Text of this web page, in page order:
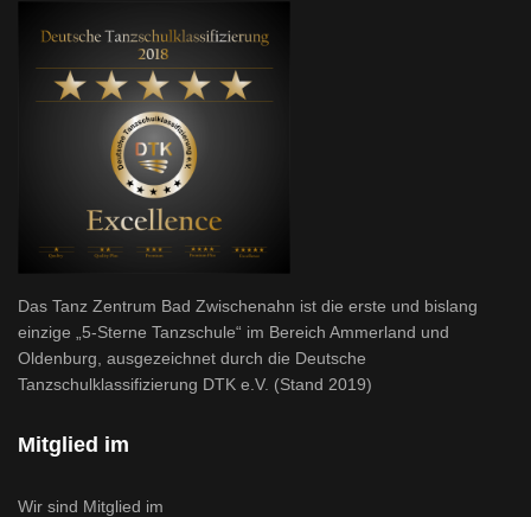
Das Tanz Zentrum Bad Zwischenahn ist die erste und bislang
einzige „5-Sterne Tanzschule“ im Bereich Ammerland und
Oldenburg, ausgezeichnet durch die Deutsche
Tanzschulklassifizierung DTK e.V. (Stand 2019)
Mitglied im
Wir sind Mitglied im